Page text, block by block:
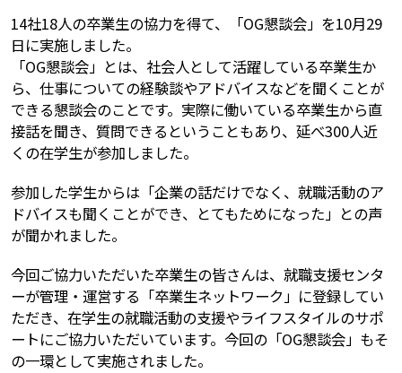
14社18人の卒業生の協力を得て、「OG懇談会」を10月29
日に実施しました。
「OG懇談会」とは、社会人として活躍している卒業生か
ら、仕事についての経験談やアドバイスなどを聞くことが
できる懇談会のことです。実際に働いている卒業生から直
接話を聞き、質問できるということもあり、延べ300人近
くの在学生が参加しました。
参加した学生からは「企業の話だけでなく、就職活動のア
ドバイスも聞くことができ、とてもためになった」との声
が聞かれました。
今回ご協力いただいた卒業生の皆さんは、就職支援センタ
ーが管理・運営する「卒業生ネットワーク」に登録してい
ただき、在学生の就職活動の支援やライフスタイルのサポ
ートにご協力いただいています。今回の「OG懇談会」もそ
の一環として実施されました。